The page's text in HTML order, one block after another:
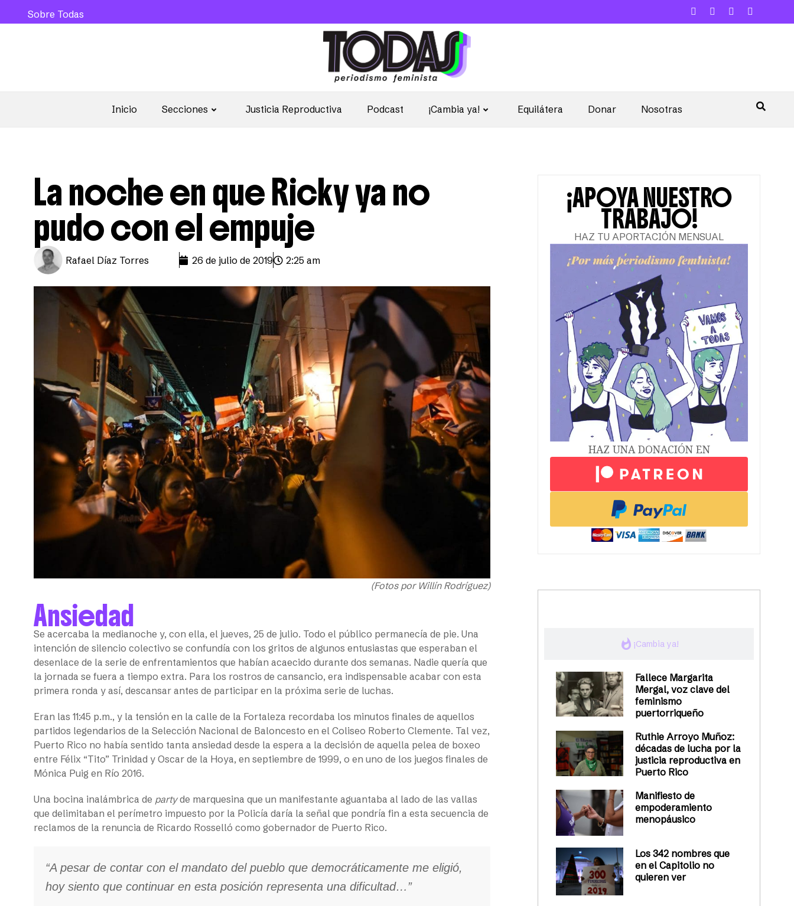
Inicio Secciones Justicia Reproductiva Podcast ¡Cambia ya! Equilátera Donar Nosotras
Sobre Todas
La noche en que Ricky ya no
pudo con el empuje
Rafael Díaz Torres 26 de julio de 2019 2:25 am
(Fotos por Willín Rodríguez)
Ansiedad
Se acercaba la medianoche y, con ella, el jueves, 25 de julio. Todo el público permanecía de pie. Una
intención de silencio colectivo se confundía con los gritos de algunos entusiastas que esperaban el
desenlace de la serie de enfrentamientos que habían acaecido durante dos semanas. Nadie quería que
la jornada se fuera a tiempo extra. Para los rostros de cansancio, era indispensable acabar con esta
primera ronda y así, descansar antes de participar en la próxima serie de luchas.
Eran las 11:45 p.m., y la tensión en la calle de la Fortaleza recordaba los minutos finales de aquellos
partidos legendarios de la Selección Nacional de Baloncesto en el Coliseo Roberto Clemente. Tal vez,
Puerto Rico no había sentido tanta ansiedad desde la espera a la decisión de aquella pelea de boxeo
entre Félix “Tito” Trinidad y Oscar de la Hoya, en septiembre de 1999, o en uno de los juegos finales de
Mónica Puig en Río 2016.
Una bocina inalámbrica de partyde marquesina que un manifestante aguantaba al lado de las vallas
que delimitaban el perímetro impuesto por la Policía daría la señal que pondría fin a esta secuencia de
reclamos de la renuncia de Ricardo Rosselló como gobernador de Puerto Rico.
“A pesar de contar con el mandato del pueblo que democráticamente me eligió,
hoy siento que continuar en esta posición representa una dificultad…”
¡APOYA NUESTRO
TRABAJO!
HAZ TU APORTACIÓN MENSUAL
HAZ UNA DONACIÓN EN
whatshot ¡Cambia ya!
Fallece Margarita
Mergal, voz clave del
feminismo
puertorriqueño
Ruthie Arroyo Muñoz:
décadas de lucha por la
justicia reproductiva en
Puerto Rico
Manifiesto de
empoderamiento
menopáusico
Los 342 nombres que
en el Capitolio no
quieren ver